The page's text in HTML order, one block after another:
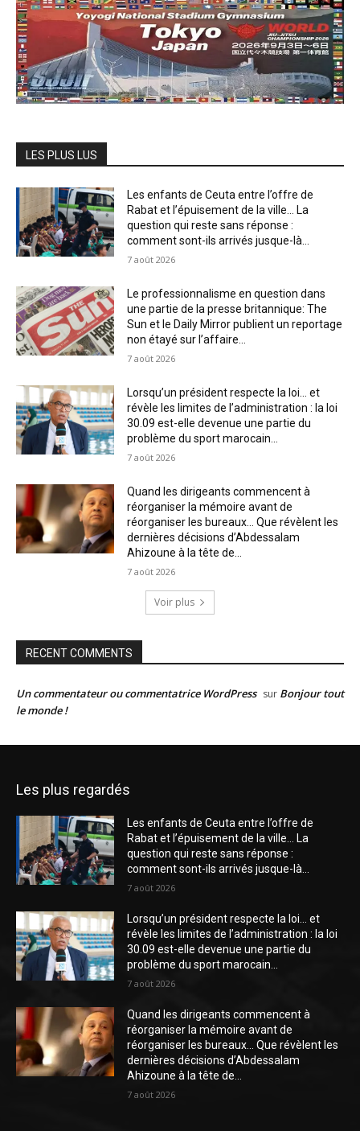
LES PLUS LUS
Les enfants de Ceuta entre l’offre de
Rabat et l’épuisement de la ville… La
question qui reste sans réponse :
comment sont-ils arrivés jusque-là...
7 août 2026
Le professionnalisme en question dans
une partie de la presse britannique: The
Sun et le Daily Mirror publient un reportage
non étayé sur l’affaire...
7 août 2026
Lorsqu’un président respecte la loi… et
révèle les limites de l’administration : la loi
30.09 est-elle devenue une partie du
problème du sport marocain...
7 août 2026
Quand les dirigeants commencent à
réorganiser la mémoire avant de
réorganiser les bureaux… Que révèlent les
dernières décisions d’Abdessalam
Ahizoune à la tête de...
7 août 2026
Voir plus
RECENT COMMENTS
Un commentateur ou commentatrice WordPress sur Bonjour tout
le monde !
Les plus regardés
Les enfants de Ceuta entre l’offre de
Rabat et l’épuisement de la ville… La
question qui reste sans réponse :
comment sont-ils arrivés jusque-là...
7 août 2026
Lorsqu’un président respecte la loi… et
révèle les limites de l’administration : la loi
30.09 est-elle devenue une partie du
problème du sport marocain...
7 août 2026
Quand les dirigeants commencent à
réorganiser la mémoire avant de
réorganiser les bureaux… Que révèlent les
dernières décisions d’Abdessalam
Ahizoune à la tête de...
7 août 2026